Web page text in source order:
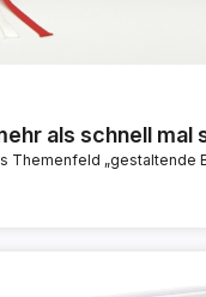
als schnell mal
Themenfeld „gestaltende